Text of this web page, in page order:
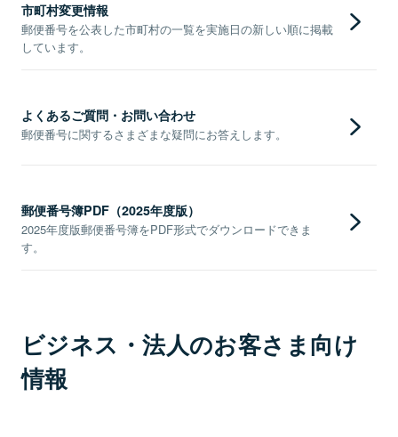
市町村変更情報
郵便番号を公表した市町村の一覧を実施日の新しい順に掲載
しています。
よくあるご質問・お問い合わせ
郵便番号に関するさまざまな疑問にお答えします。
郵便番号簿PDF（2025年度版）
2025年度版郵便番号簿をPDF形式でダウンロードできま
す。
ビジネス・法人のお客さま向け
情報